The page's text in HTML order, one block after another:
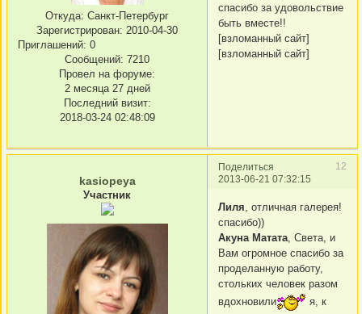
Откуда: Санкт-Петербург
Зарегистрирован: 2010-04-30
Приглашений: 0
Сообщений: 7210
Провел на форуме:
2 месяца 27 дней
Последний визит:
2018-03-24 02:48:09
спасибо за удовольствие
быть вместе!!
[взломанный сайт]
[взломанный сайт]
Поделиться
12
2013-06-21 07:32:15
kasiopeya
Участник
Лиля, отличная галерея!
спасибо))
Акуна Матата, Света, и
Вам огромное спасибо за
проделанную работу,
стольких человек разом
вдохновили
я, к